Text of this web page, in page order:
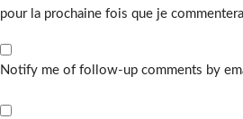
pour la prochaine fois que je
Notify me of follow-up comments by